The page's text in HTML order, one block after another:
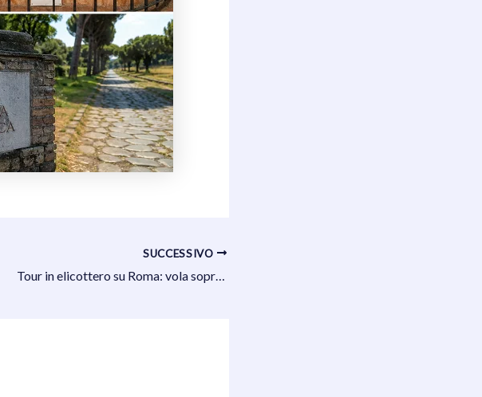
SUCCESSIVO
Tour in elicottero su Roma: vola sopra la Città Eterna